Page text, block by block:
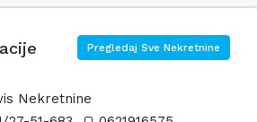
Pregledaj Sve Nekretnine
Nekretnine